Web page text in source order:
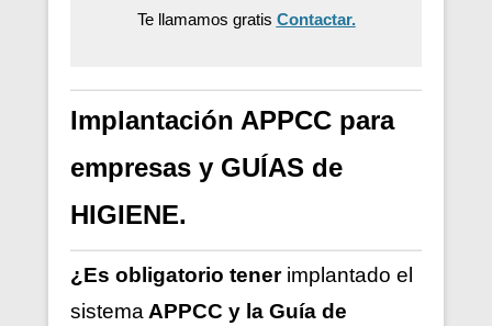
Te llamamos gratis Contactar.
Implantación APPCC para
empresas y GUÍAS de
HIGIENE.
¿Es obligatorio tener implantado el
sistema APPCC y la Guía de